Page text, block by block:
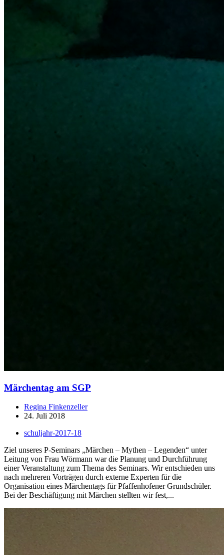
Märchentag am SGP
Regina Finkenzeller
24. Juli 2018
schuljahr-2017-18
Ziel unseres P-Seminars „Märchen – Mythen – Legenden“ unter
Leitung von Frau Wörmann war die Planung und Durchführung
einer Veranstaltung zum Thema des Seminars. Wir entschieden uns
nach mehreren Vorträgen durch externe Experten für die
Organisation eines Märchentags für Pfaffenhofener Grundschüler.
Bei der Beschäftigung mit Märchen stellten wir fest,...